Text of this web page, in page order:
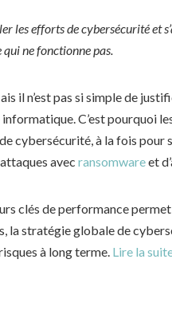
efforts de cybersécurité et
ne fonctionne pas.
il n’est pas si simple de
C’est
cybersécurité, à la fois
avec ransomwareet
clés de performance
la stratégie globale de
à long terme. Lire la